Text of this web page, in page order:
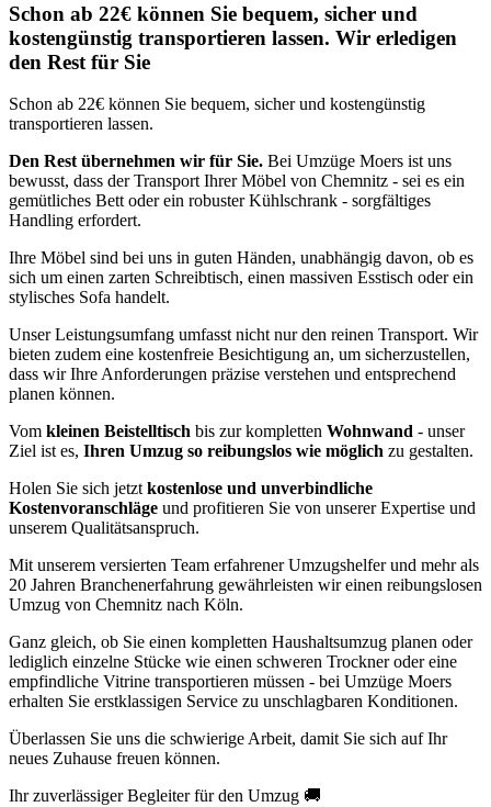
Schon ab 22€ können Sie bequem, sicher und
kostengünstig transportieren lassen. Wir erledigen
den Rest für Sie
Schon ab 22€ können Sie bequem, sicher und kostengünstig
transportieren lassen.
Den Rest übernehmen wir für Sie. Bei Umzüge Moers ist uns
bewusst, dass der Transport Ihrer Möbel von Chemnitz - sei es ein
gemütliches Bett oder ein robuster Kühlschrank - sorgfältiges
Handling erfordert.
Ihre Möbel sind bei uns in guten Händen, unabhängig davon, ob es
sich um einen zarten Schreibtisch, einen massiven Esstisch oder ein
stylisches Sofa handelt.
Unser Leistungsumfang umfasst nicht nur den reinen Transport. Wir
bieten zudem eine kostenfreie Besichtigung an, um sicherzustellen,
dass wir Ihre Anforderungen präzise verstehen und entsprechend
planen können.
Vom kleinen Beistelltisch bis zur kompletten Wohnwand - unser
Ziel ist es, Ihren Umzug so reibungslos wie möglich zu gestalten.
Holen Sie sich jetzt kostenlose und unverbindliche
Kostenvoranschläge und profitieren Sie von unserer Expertise und
unserem Qualitätsanspruch.
Mit unserem versierten Team erfahrener Umzugshelfer und mehr als
20 Jahren Branchenerfahrung gewährleisten wir einen reibungslosen
Umzug von Chemnitz nach Köln.
Ganz gleich, ob Sie einen kompletten Haushaltsumzug planen oder
lediglich einzelne Stücke wie einen schweren Trockner oder eine
empfindliche Vitrine transportieren müssen - bei Umzüge Moers
erhalten Sie erstklassigen Service zu unschlagbaren Konditionen.
Überlassen Sie uns die schwierige Arbeit, damit Sie sich auf Ihr
neues Zuhause freuen können.
Ihr zuverlässiger Begleiter für den Umzug 🚚